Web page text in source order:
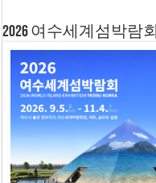
2026 여수세계섬박람회